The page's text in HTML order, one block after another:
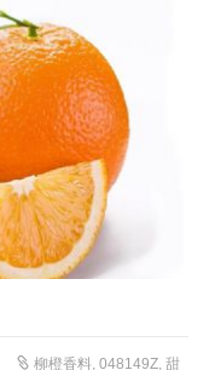
柳橙香料, 048149Z, 甜